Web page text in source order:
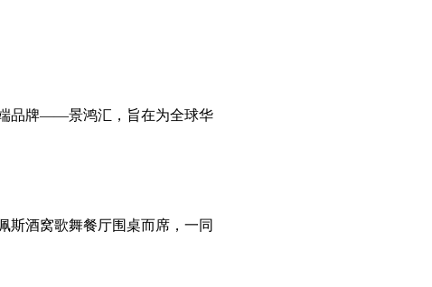
品牌——景鸿汇，旨在为全球华
斯酒窝歌舞餐厅围桌而席，一同